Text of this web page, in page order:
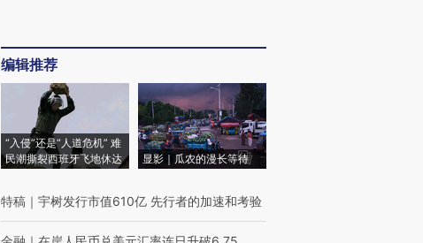
编辑推荐
“入侵”还是“人道危机” 难
民潮撕裂西班牙飞地休达
显影｜瓜农的漫长等待
特稿 ｜ 宇树发行市值610亿 先行者的加速和考验